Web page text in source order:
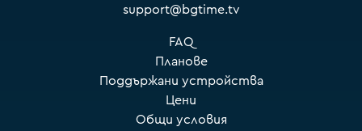
support@bgtime.tv
FAQ
Планове
Поддържани устройства
Цени
Общи условия